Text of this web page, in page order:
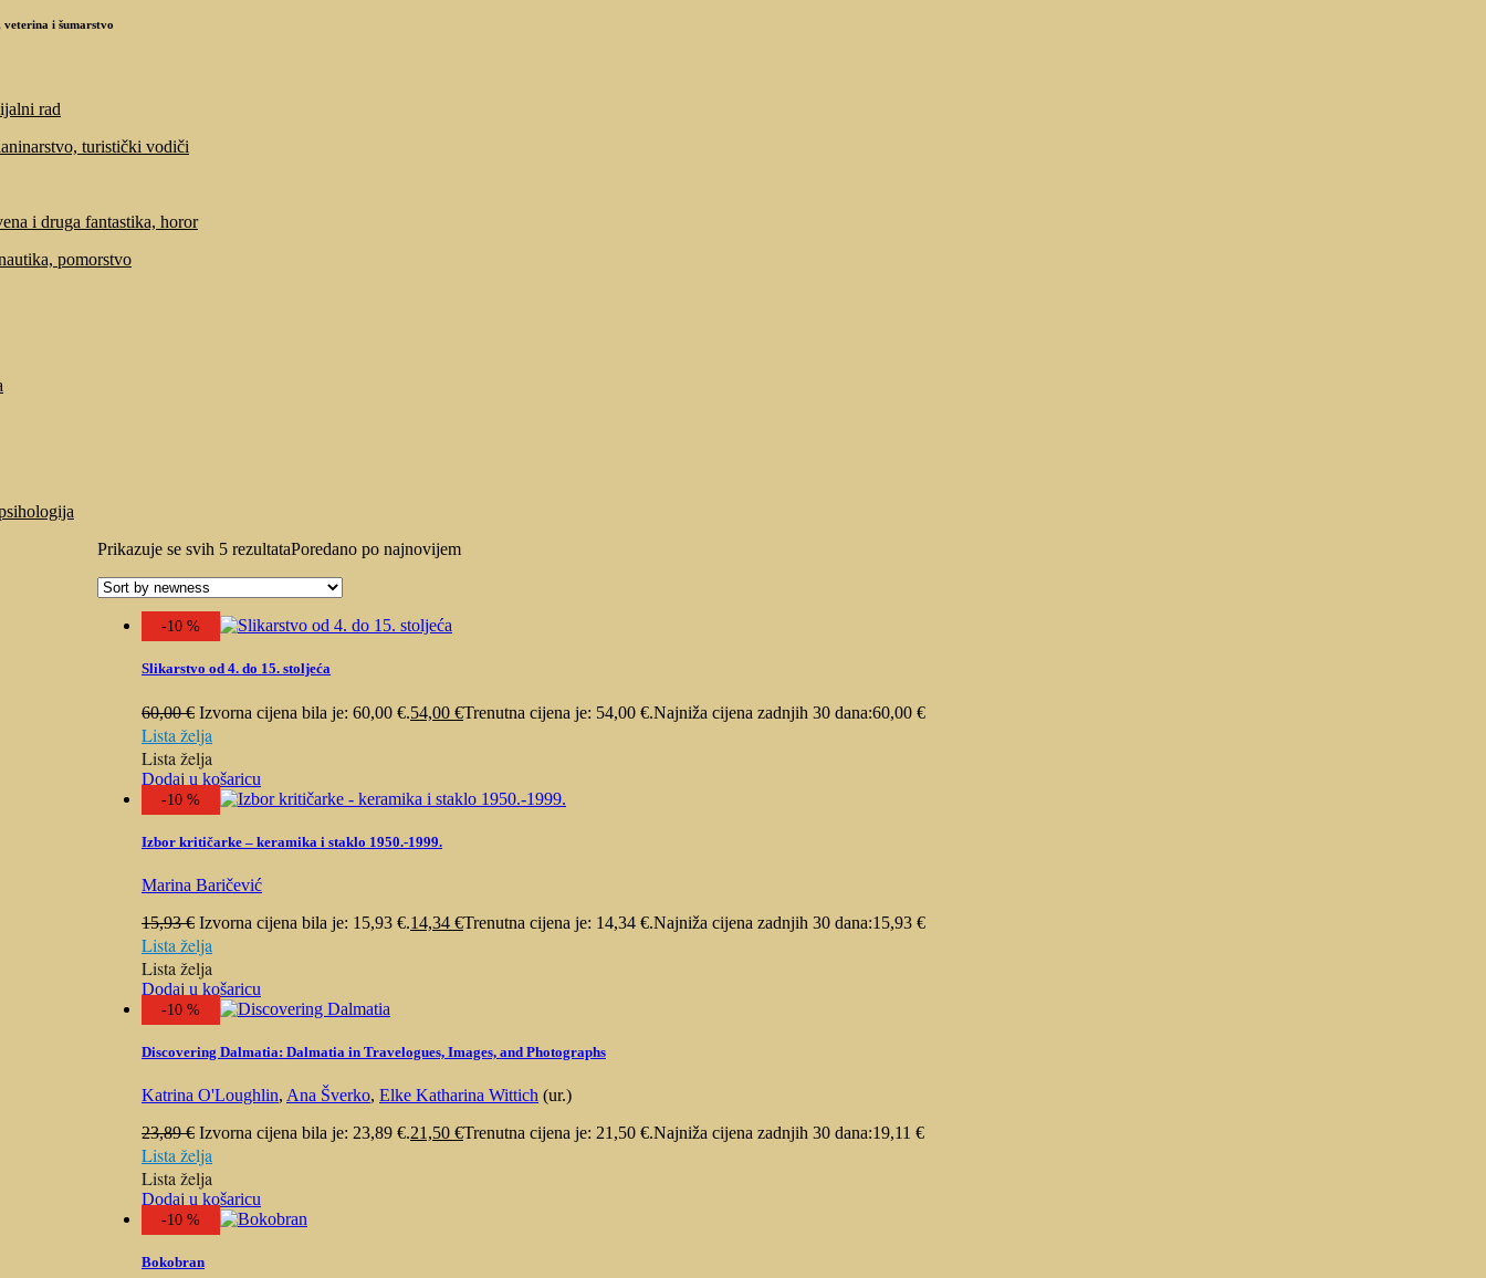
i šumarstvo
rad
turistički vodiči
i druga fantastika, horor
pomorstvo
Prikazuje se svih 5 rezultataPoredano po najnovijem
-10 %
Slikarstvo od 4. do 15. stoljeća
60,00€ Izvorna cijena bila je: 60,00 €.54,00 €Trenutna cijena je: 54,00 €.Najniža cijena zadnjih 30 dana:60,00 €
Lista želja
Lista želja
Dodaj u košaricu
-10 %
Izbor kritičarke – keramika i staklo 1950.-1999.
Marina Baričević
15,93€ Izvorna cijena bila je: 15,93 €.14,34 €Trenutna cijena je: 14,34 €.Najniža cijena zadnjih 30 dana:15,93 €
Lista želja
Lista želja
Dodaj u košaricu
-10 %
Discovering Dalmatia: Dalmatia in Travelogues, Images, and Photographs
Katrina O'Loughlin, Ana Šverko, Elke Katharina Wittich (ur.)
23,89€ Izvorna cijena bila je: 23,89 €.21,50 €Trenutna cijena je: 21,50 €.Najniža cijena zadnjih 30 dana:19,11 €
Lista želja
Lista želja
Dodaj u košaricu
-10 %
Bokobran